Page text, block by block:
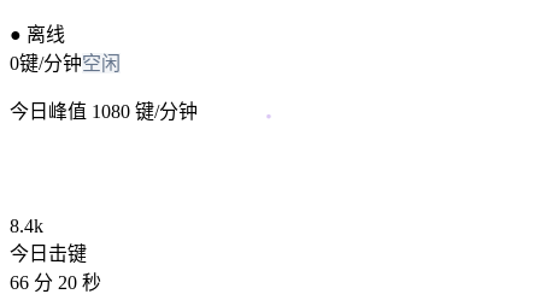
● 离线
0键/分钟空闲
今日峰值 1080 键/分钟
8.4k
今日击键
66 分 20 秒